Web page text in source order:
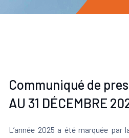
Communiqué de
AU 31 DÉCEMBRE
L’année 2025 a été marquée par